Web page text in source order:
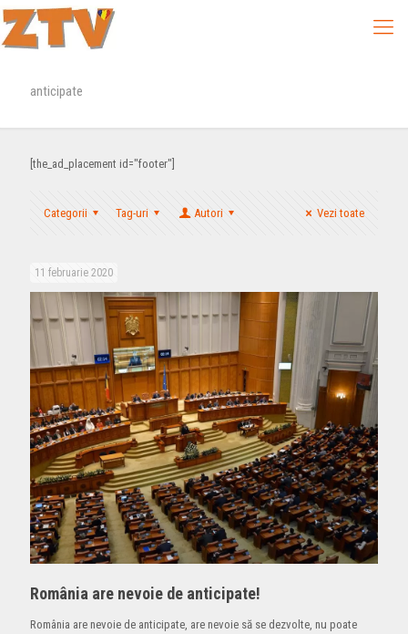
anticipate
[the_ad_placement id="footer"]
Categorii Tag-uri Autori Vezi toate
11 februarie 2020
România are nevoie de anticipate!
România are nevoie de anticipate, are nevoie să se dezvolte, nu poate